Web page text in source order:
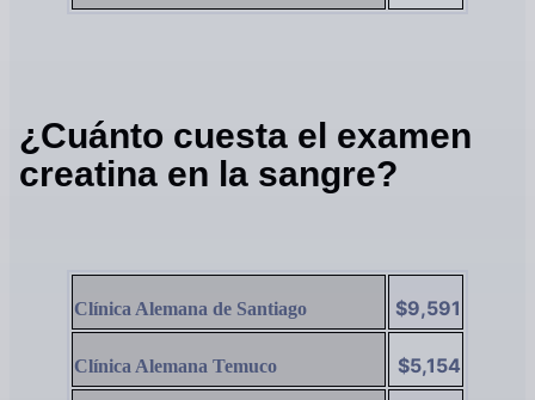
¿Cuánto cuesta el examen
creatina en la sangre?
Clínica Alemana de Santiago $9,591
Clínica Alemana Temuco $5,154